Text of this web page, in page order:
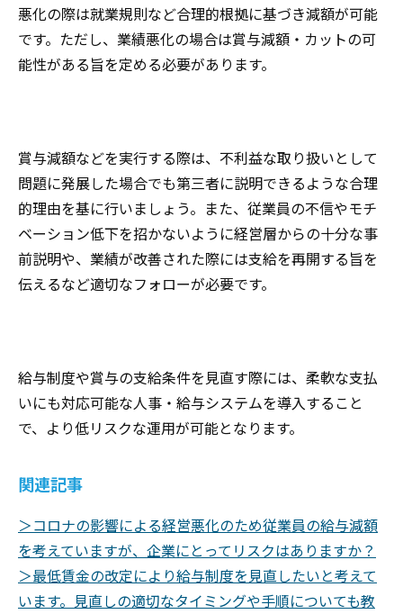
悪化の際は就業規則など合理的根拠に基づき減額が可能
です。ただし、業績悪化の場合は賞与減額・カットの可
能性がある旨を定める必要があります。
賞与減額などを実行する際は、不利益な取り扱いとして
問題に発展した場合でも第三者に説明できるような合理
的理由を基に行いましょう。また、従業員の不信やモチ
ベーション低下を招かないように経営層からの十分な事
前説明や、業績が改善された際には支給を再開する旨を
伝えるなど適切なフォローが必要です。
給与制度や賞与の支給条件を見直す際には、柔軟な支払
いにも対応可能な人事・給与システムを導入すること
で、より低リスクな運用が可能となります。
関連記事
＞コロナの影響による経営悪化のため従業員の給与減額
を考えていますが、企業にとってリスクはありますか？
＞最低賃金の改定により給与制度を見直したいと考えて
います。見直しの適切なタイミングや手順についても教